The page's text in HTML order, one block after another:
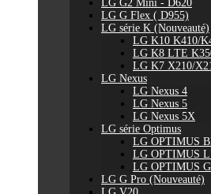
LG G2 Mini - D620
LG G Flex ( D955)
LG série K (Nouveauté)
LG K10 K410/
LG K8 LTE
LG K7 X210/
LG Nexus
LG Nexus 4
LG Nexus 5
LG Nexus 5X
LG série Optimus
LG OPTIMUS
LG OPTIMUS
LG OPTIMUS
LG G Pro (Nouveauté)